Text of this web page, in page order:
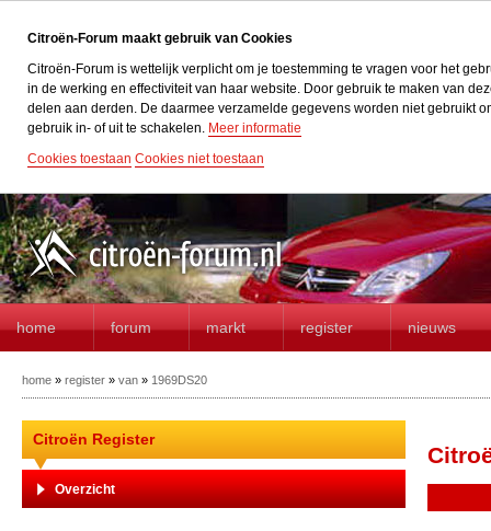
Citroën-Forum maakt gebruik van Cookies
Citroën-Forum is wettelijk verplicht om je toestemming te vragen voor het
in de werking en effectiviteit van haar website. Door gebruik te maken van
delen aan derden. De daarmee verzamelde gegevens worden niet gebruikt
gebruik in- of uit te schakelen. Meer informatie
Cookies toestaan Cookies niet toestaan
home forum markt register nieuws
home » register » van » 1969DS20
Citroën Register
Overzicht